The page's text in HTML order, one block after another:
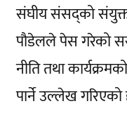
संघीय संसद्को संयुक्त
पौडेलले पेस गरेको
नीति तथा
पार्ने उल्लेख गरिएको